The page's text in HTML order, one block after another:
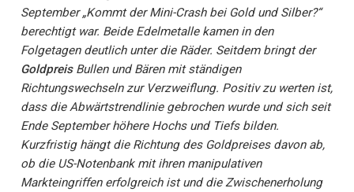
September „Kommt der Mini-Crash bei Gold und Silber?“
berechtigt war. Beide Edelmetalle kamen in den
Folgetagen deutlich unter die Räder. Seitdem bringt der
GoldpreisBullen und Bären mit ständigen
Richtungswechseln zur Verzweiflung. Positiv zu werten ist,
dass die Abwärtstrendlinie gebrochen wurde und sich seit
Ende September höhere Hochs und Tiefs bilden.
Kurzfristig hängt die Richtung des Goldpreises davon ab,
ob die US-Notenbank mit ihren manipulativen
Markteingriffen erfolgreich ist und die Zwischenerholung